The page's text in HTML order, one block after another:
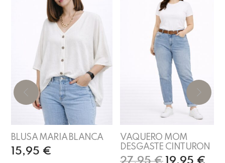
BLUSA MARIA BLANCA
15,95 €
VAQUERO MOM
DESGASTE CINTURON